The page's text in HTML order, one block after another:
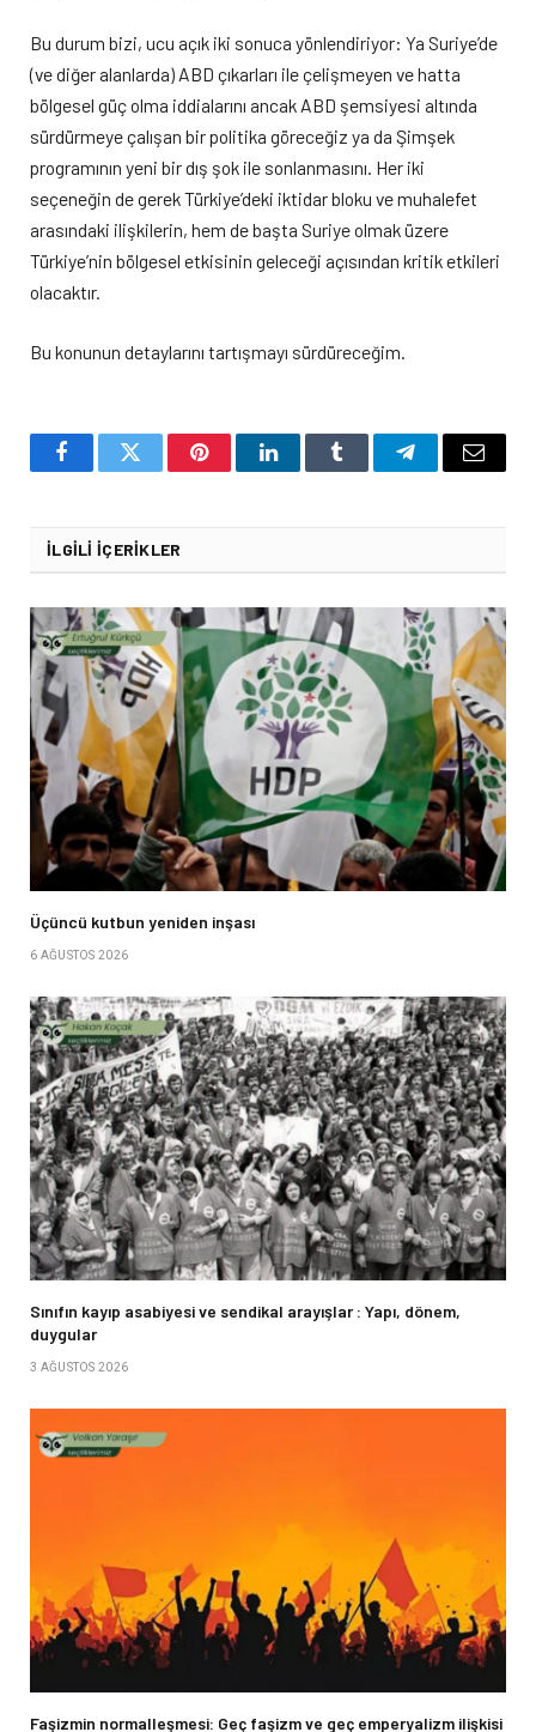
Bu durum bizi, ucu açık iki sonuca yönlendiriyor: Ya Suriye’de
(ve diğer alanlarda) ABD çıkarları ile çelişmeyen ve hatta
bölgesel güç olma iddialarını ancak ABD şemsiyesi altında
sürdürmeye çalışan bir politika göreceğiz ya da Şimşek
programının yeni bir dış şok ile sonlanmasını. Her iki
seçeneğin de gerek Türkiye’deki iktidar bloku ve muhalefet
arasındaki ilişkilerin, hem de başta Suriye olmak üzere
Türkiye’nin bölgesel etkisinin geleceği açısından kritik etkileri
olacaktır.
Bu konunun detaylarını tartışmayı sürdüreceğim.
FacebookTwitter PinterestLinkedInTumblr TelegramEmail
İLGILI İÇERIKLER
Üçüncü kutbun yeniden inşası
6 AĞUSTOS 2026
Sınıfın kayıp asabiyesi ve sendikal arayışlar : Yapı, dönem,
duygular
3 AĞUSTOS 2026
Faşizmin normalleşmesi: Geç faşizm ve geç emperyalizm ilişkisi